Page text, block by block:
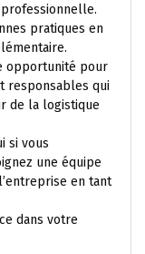
pratiques en
opportunité pour
responsables qui
de la logistique
si vous
une équipe
en tant
dans votre